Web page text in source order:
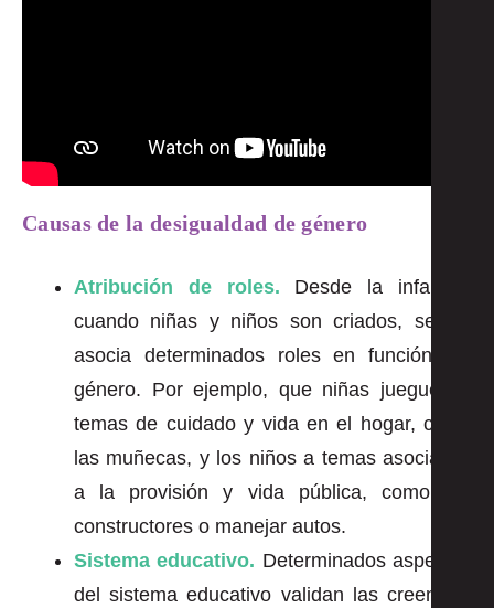
Causas de la desigualdad de género
Atribución de roles. Desde la infancia,
cuando niñas y niños son criados, se les
asocia determinados roles en función del
género. Por ejemplo, que niñas jueguen a
temas de cuidado y vida en el hogar, como
las muñecas, y los niños a temas asociados
a la provisión y vida pública, como ser
constructores o manejar autos.
Sistema educativo. Determinados aspectos
del sistema educativo validan las creencias